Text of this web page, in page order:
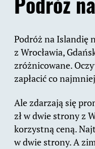
Podróż na Islandię
z Wrocławia,
zróżnicowane.
zapłacić co
Ale zdarzają się
zł w dwie strony z
korzystną ceną.
w dwie strony. A